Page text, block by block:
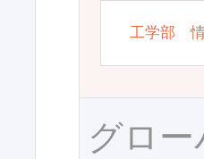
工学部
グロ